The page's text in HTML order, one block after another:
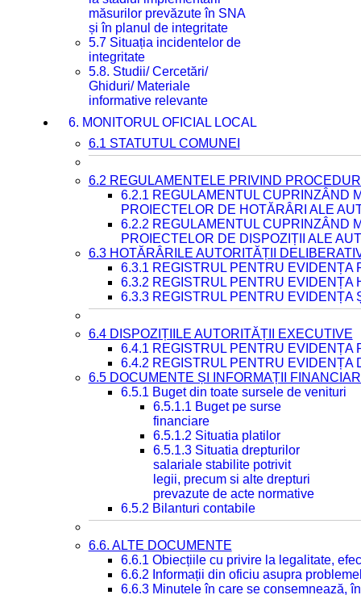
măsurilor prevăzute în SNA
și în planul de integritate
5.7 Situația incidentelor de
integritate
5.8. Studii/ Cercetări/
Ghiduri/ Materiale
informative relevante
6. MONITORUL OFICIAL LOCAL
6.1 STATUTUL COMUNEI
6.2 REGULAMENTELE PRIVIND
6.2.1 REGULAMENTUL CUPRINZÂND
PROIECTELOR DE HOTĂRÂRI ALE
6.2.2 REGULAMENTUL CUPRINZÂND
PROIECTELOR DE DISPOZIȚII ALE
6.3 HOTĂRÂRILE AUTORITĂȚII
6.3.1 REGISTRUL PENTRU EVIDENȚA
6.3.2 REGISTRUL PENTRU EVIDENȚA
6.3.3 REGISTRUL PENTRU EVIDENȚA
6.4 DISPOZIȚIILE AUTORITĂȚII EXECUTIVE
6.4.1 REGISTRUL PENTRU EVIDENȚA
6.4.2 REGISTRUL PENTRU EVIDENȚA
6.5 DOCUMENTE ȘI INFORMAȚII
6.5.1 Buget din toate sursele de venituri
6.5.1.1 Buget pe surse
financiare
6.5.1.2 Situatia platilor
6.5.1.3 Situatia drepturilor
salariale stabilite potrivit
legii, precum si alte drepturi
prevazute de acte normative
6.5.2 Bilanturi contabile
6.6. ALTE DOCUMENTE
6.6.1 Obiecțiile cu privire la legalitate,
6.6.2 Informații din oficiu asupra
6.6.3 Minutele în care se consemnează,